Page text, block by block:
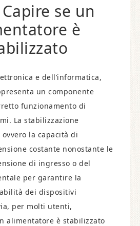
se un
è
e dell’informatica,
un componente
funzionamento di
La stabilizzazione
la capacità di
costante nonostante le
di ingresso o del
per garantire la
dei dispositivi
per molti utenti,
alimentatore è stabilizzato